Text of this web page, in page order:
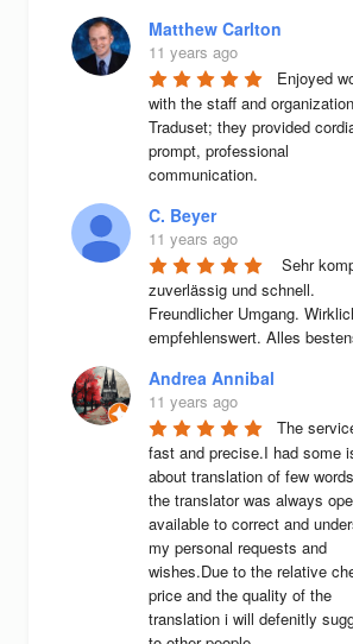
Matthew Carlton
11 years ago
Enjoyed
with the staff and
Traduset; they provided
prompt, professional
communication.
C. Beyer
11 years ago
Sehr
zuverlässig und schnell.
Freundlicher Umgang.
empfehlenswert. Alles
Andrea Annibal
11 years ago
The
fast and precise.I had some
about translation of few
the translator was always
available to correct and
my personal requests and
wishes.Due to the relative
price and the quality of the
translation i will defenitly